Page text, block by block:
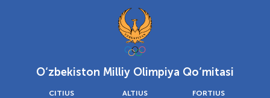
O‘zbekiston Milliy Olimpiya Qo‘mitasi
CITIUS ALTIUS FORTIUS